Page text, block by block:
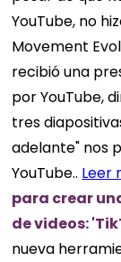
YouTube, no
Movement
recibió una
por YouTube,
tres
adelante" nos
YouTube.. Leer
para crear
de videos:
nueva